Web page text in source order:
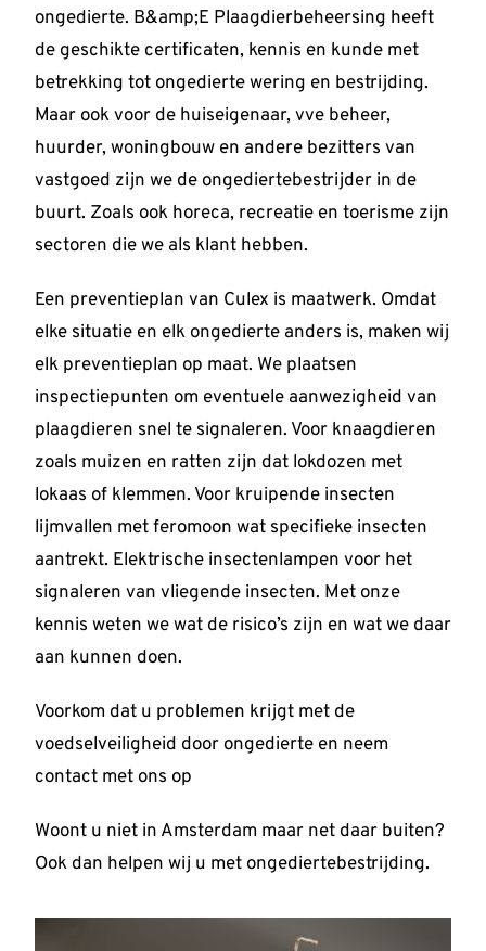
ongedierte. B&amp;E Plaagdierbeheersing heeft
de geschikte certificaten, kennis en kunde met
betrekking tot ongedierte wering en bestrijding.
Maar ook voor de huiseigenaar, vve beheer,
huurder, woningbouw en andere bezitters van
vastgoed zijn we de ongediertebestrijder in de
buurt. Zoals ook horeca, recreatie en toerisme zijn
sectoren die we als klant hebben.
Een preventieplan van Culex is maatwerk. Omdat
elke situatie en elk ongedierte anders is, maken wij
elk preventieplan op maat. We plaatsen
inspectiepunten om eventuele aanwezigheid van
plaagdieren snel te signaleren. Voor knaagdieren
zoals muizen en ratten zijn dat lokdozen met
lokaas of klemmen. Voor kruipende insecten
lijmvallen met feromoon wat specifieke insecten
aantrekt. Elektrische insectenlampen voor het
signaleren van vliegende insecten. Met onze
kennis weten we wat de risico’s zijn en wat we daar
aan kunnen doen.
Voorkom dat u problemen krijgt met de
voedselveiligheid door ongedierte en neem
contact met ons op
Woont u niet in Amsterdam maar net daar buiten?
Ook dan helpen wij u met ongediertebestrijding.